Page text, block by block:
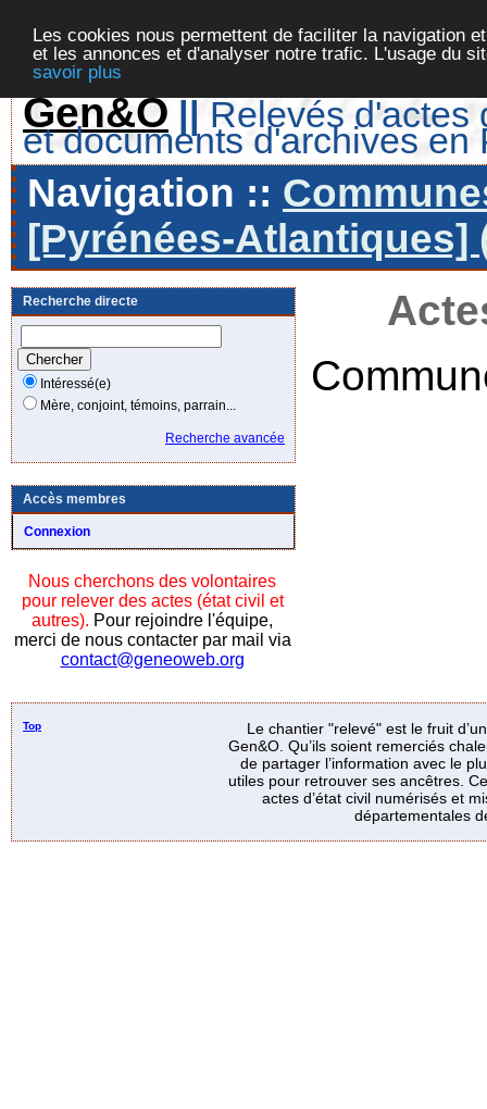
Les cookies nous permettent de faciliter la navigation
et les annonces et d'analyser notre trafic. L'usage du
savoir plus
Gen&O || Relevés d'actes
et documents d'archives en
Navigation ::
[Pyrénées-Atlantiques]
Recherche directe
Intéressé(e)
Mère, conjoint, témoins, parrain...
Recherche avancée
Accès membres
Connexion
Nous cherchons des volontaires
pour relever des actes (état civil et
autres). Pour rejoindre l'équipe,
merci de nous contacter par mail via
contact@geneoweb.org
Top
Le chantier "relevé" est le fruit
Gen&O. Qu’ils soient remerciés
de partager l’information avec le
utiles pour retrouver ses ancêtres.
actes d’état civil numérisés et
départementales